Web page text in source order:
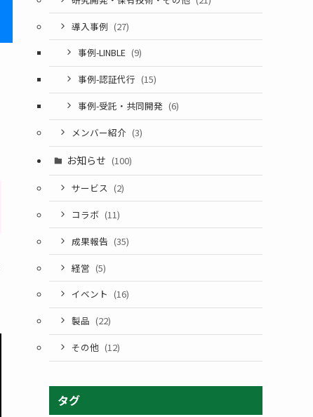
導入事例 (27)
事例-LINBLE (9)
事例-認証代行 (15)
事例-受託・共同開発 (6)
メンバー紹介 (3)
お知らせ (100)
サービス (2)
コラボ (11)
成果報告 (35)
経営 (5)
イベント (16)
製品 (22)
その他 (12)
タグ